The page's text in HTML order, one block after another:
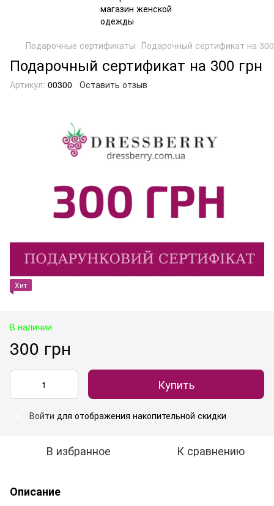
Подарочные сертификаты Подарочный сертификат на
Подарочный сертификат на 300 грн
Артикул: 00300 Оставить отзыв
Хит
В наличии
300 грн
Купить
Войти для отображения накопительной скидки
В избранное К сравнению
Описание